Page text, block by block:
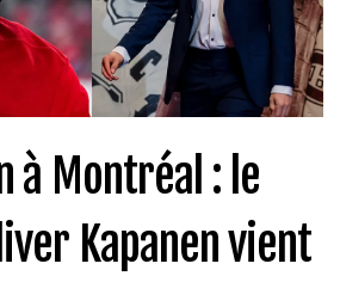
à Montréal : le
Kapanen vient